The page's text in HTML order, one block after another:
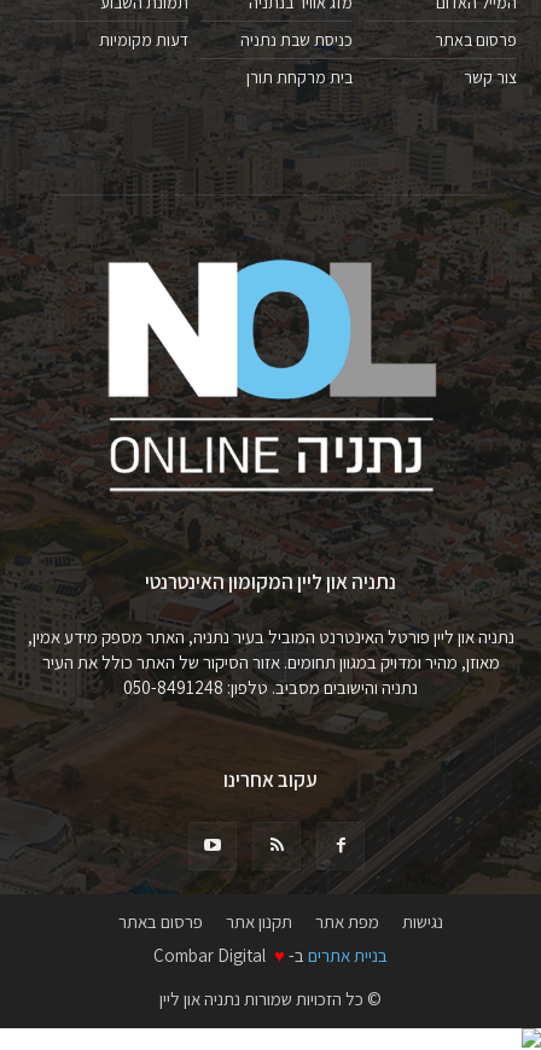
פרסום באתר
צור קשר
כניסת שבת נתניה
בית מרקחת תורן
דעות מקומיות
נתניה און ליין המקומון האינטרנטי
נתניה און ליין פורטל האינטרנט המוביל בעיר נתניה, האתר מספק מידע אמין,
מאוזן, מהיר ומדויק במגוון תחומים. אזור הסיקור של האתר כולל את העיר
נתניה והישובים מסביב. טלפון: 050-8491248
עקוב אחרינו
נגישות מפת אתר תקנון אתר
פרסום באתר
בניית אתרים ב- ♥
© כל הזכויות שמורות נתניה און ליין